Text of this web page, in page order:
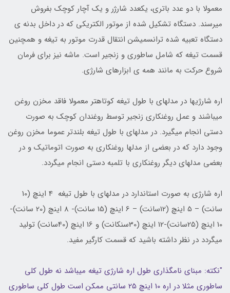
معمولا با دو عدد باتری، یکعدد شارژر و یک آچار کوچک بفروش
میرسند. دستگاه تشکیل شده از موتور الکتریکی که در داخل بدنه ی
دستگاه تعبیه شده ترانسمیشن انتقال قدرت موتور به تیغه و همچنین
قسمت تیغه که شامل ساطوری و زنجیر است. ماشه نیز برای فرمان
شروع حرکت به مانند همه ی ابزارهای شارژی.
اره شارژیها در مدلهای با طول تیغه کوتاهتر معمولا فاقد مخزن روغن
میباشند و عمل روغنکاری زنجیر توسط روغندان کوچک به صورت
دستی انجام میگیرد. در مدلهای با طول تیغه بلندتر عموما مخزن روغن
وجود دارد که در بعضی از مدلها روغنکاری به صورت اتوماتیک و در
بعضی مدلهای دیگر روغنکاری با تلمبه دستی انجام میگردد.
اره شارژی به صورت استاندارد در مدلهای با طول تیغه 4 اینچ (10
سانت) – 5 اینچ (12سانت) – 6 اینچ (15 سانت)- 8 اینچ (20 سانت)-
10 اینچ (25سانت)-12 اینچ (30سنکانت) و 16 اینچ (40سانت) تولید
میگردد در نظر داشته باشید که قسمت کارگیر مفید.
"نکته: مبنای نامگذاری طول اره شارژی تیغه میباشد نه طول کلی
ساطوری مثلا در اره 10 اینچ 25 سانتی ممکن است طول کلی ساطوری